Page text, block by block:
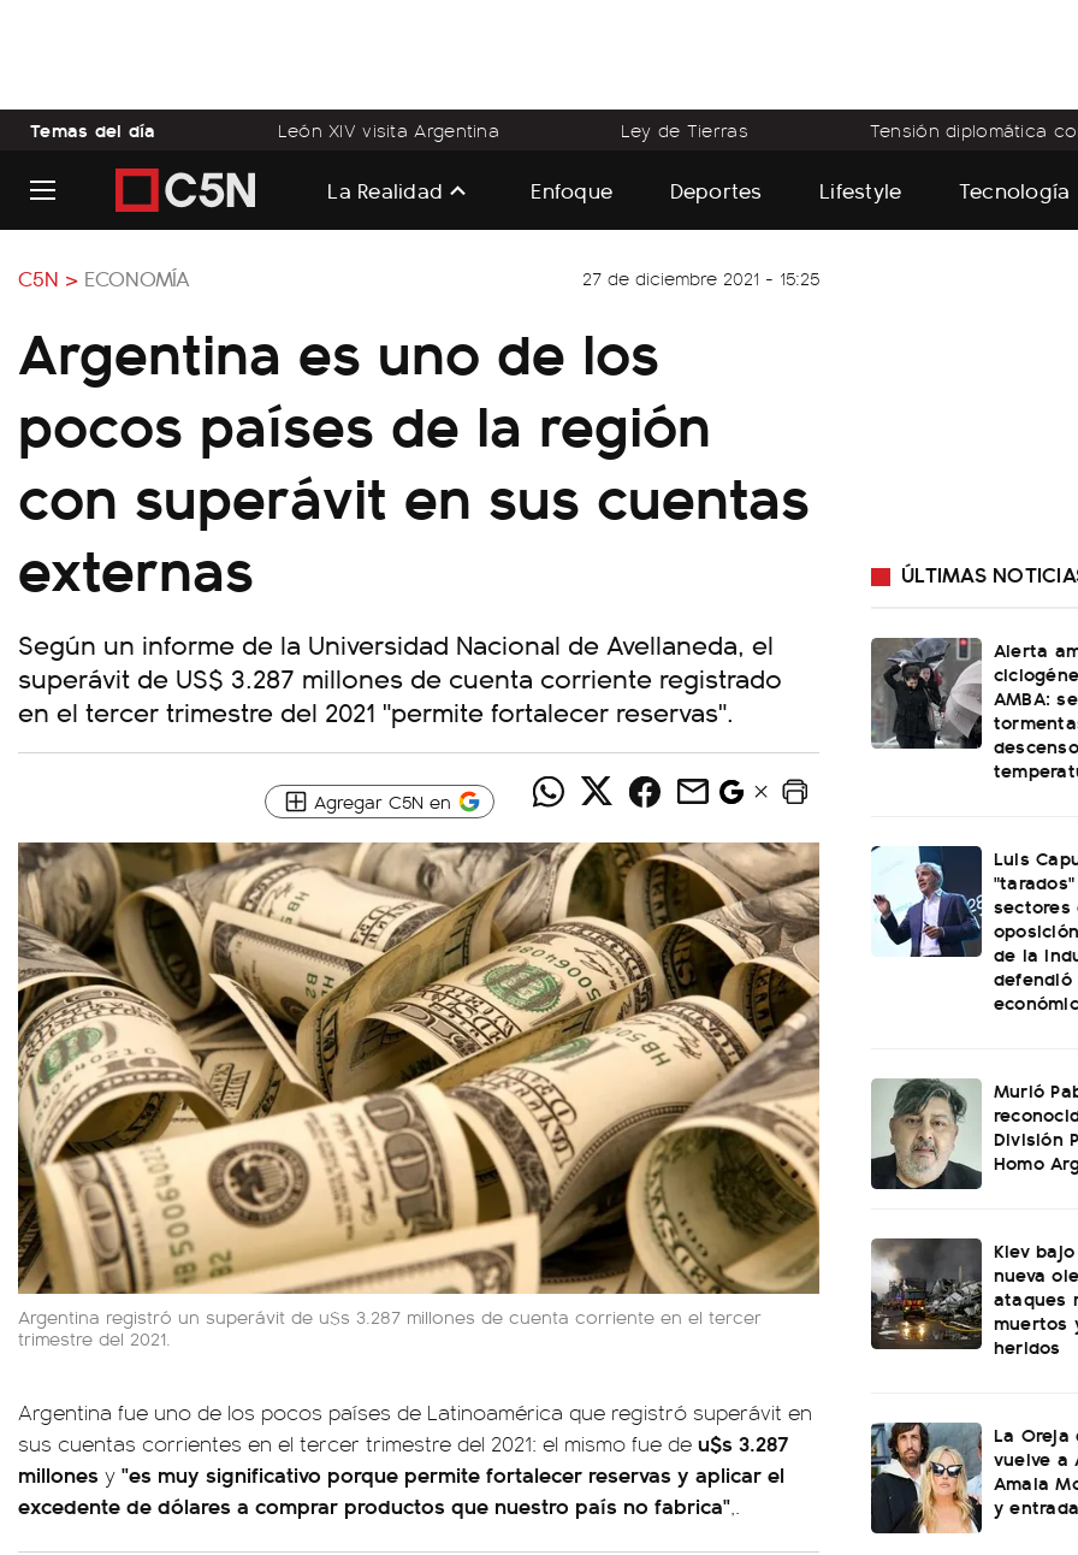
Temas del día León XIV visita Argentina Ley de Tierras Tensión diplomática
La Realidad Enfoque Deportes Lifestyle Tecnología
C5N > ECONOMÍA 27 de diciembre 2021 - 15:25
Argentina es uno de los
pocos países de la región
con superávit en sus cuentas
externas
Según un informe de la Universidad Nacional de Avellaneda, el
superávit de US$ 3.287 millones de cuenta corriente registrado
en el tercer trimestre del 2021 "permite fortalecer reservas".
Agregar C5N en
Argentina registró un superávit de u$s 3.287 millones de cuenta corriente en el tercer
trimestre del 2021.
Argentina fue uno de los pocos países de Latinoamérica que registró superávit en
sus cuentas corrientes en el tercer trimestre del 2021: el mismo fue de u$s 3.287
millones y "es muy significativo porque permite fortalecer reservas y aplicar el
excedente de dólares a comprar productos que nuestro país no fabrica",.
ÚLTIMAS
Alerta
AMBA:
Luis
sectores
de la
defendió
Murió
División
Homo
Kiev
nueva
ataques
muertos
heridos
La Oreja
vuelve a
Amaia
y